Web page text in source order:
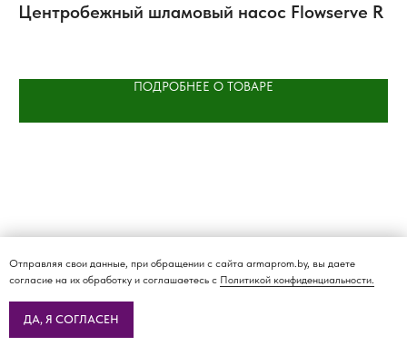
Центробежный шламовый насос Flowserve R
ПОДРОБНЕЕ О ТОВАРЕ
Политика
конфиденциальности
Отправляя свои данные, при обращении с сайта armaprom.by, вы даете
согласие на их обработку и соглашаетесь с Политикой конфиденциальности.
ДА, Я СОГЛАСЕН